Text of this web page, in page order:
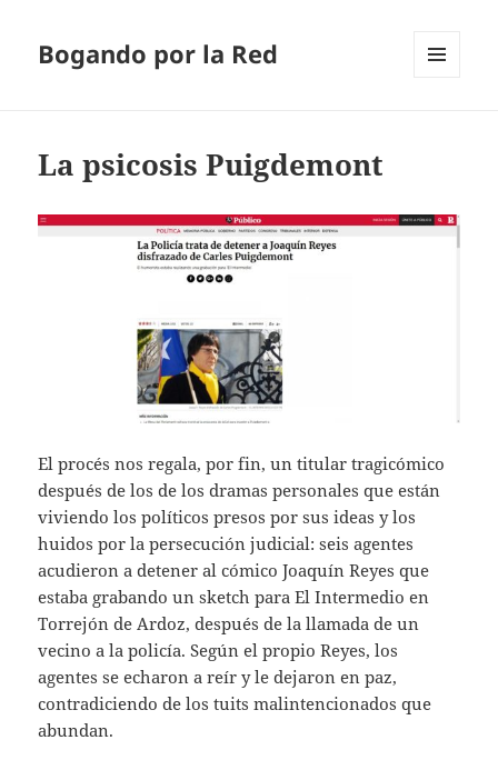
Bogando por la Red
La psicosis Puigdemont
El procés nos regala, por fin, un titular tragicómico
después de los de los dramas personales que están
viviendo los políticos presos por sus ideas y los
huidos por la persecución judicial: seis agentes
acudieron a detener al cómico Joaquín Reyes que
estaba grabando un sketch para El Intermedio en
Torrejón de Ardoz, después de la llamada de un
vecino a la policía. Según el propio Reyes, los
agentes se echaron a reír y le dejaron en paz,
contradiciendo de los tuits malintencionados que
abundan.